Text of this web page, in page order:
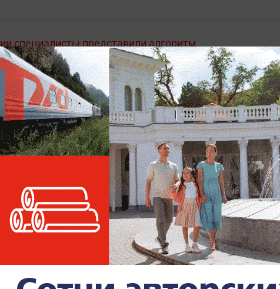
специалисты представили алгоритм
подбора терапии при гипертонии на основе
маркеров пациента,среди которых CYP2C9, AGT,
врач может выбрать наиболее подходящий
дозировку.
событий в режиме реального времени —
новости» на Life.ru.